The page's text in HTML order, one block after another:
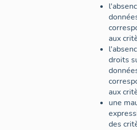
aux
droits
aux
une
des